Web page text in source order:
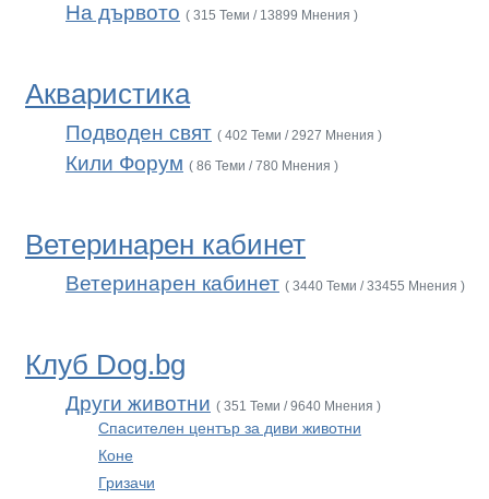
На дървото ( 315 Теми / 13899 Мнения )
Акваристика
Подводен свят ( 402 Теми / 2927 Мнения )
Кили Форум ( 86 Теми / 780 Мнения )
Ветеринарен кабинет
Ветеринарен кабинет ( 3440 Теми / 33455 Мнения )
Клуб Dog.bg
Други животни ( 351 Теми / 9640 Мнения )
Спасителен център за диви животни
Коне
Гризачи